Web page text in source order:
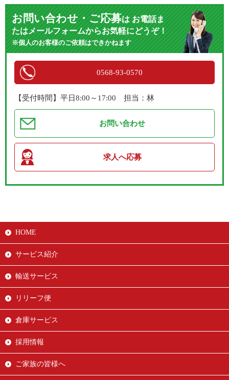
お問い合わせ・ご応募はお電話ま
たはメールフォームからお気軽にどうぞ！
※個人のお客様のご依頼はできかねます
0568-93-0570
【受付時間】平日8:00～17:00 担当：林
お問い合わせ
求人へ応募
HOME
サービス紹介
輸送サービス
リリーフ便
倉庫サービス
採用情報
ご家族の皆様へ